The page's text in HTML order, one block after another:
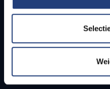
Studenten
PhD-studenten
Leerkrachten en